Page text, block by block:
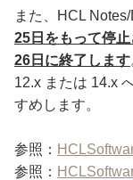
また、HCL
25日をもって停
26日に終了します
12.x または 14.x
すめします。
参照：
参照：